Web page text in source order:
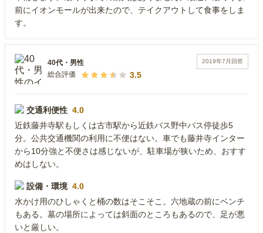
前にイオンモールが出来たので、テイクアウトして食事をしま
す。
2019年7月 回答
40代 ・ 男性
総合評価
3.5
交通利便性 4.0
近鉄藤井寺駅もしくは古市駅から近鉄バス野中バス停徒歩5
分。公共交通機関の利用に不便はない。車でも藤井寺インター
から10分強と不便さは感じないが、駐車場が狭いため、おすす
めはしない。
設備・環境 4.0
水かけ用のひしゃくと桶の数はそこそこ。六地蔵の前にベンチ
もある。墓の場所によっては斜面のところもあるので、足が悪
いと厳しい。